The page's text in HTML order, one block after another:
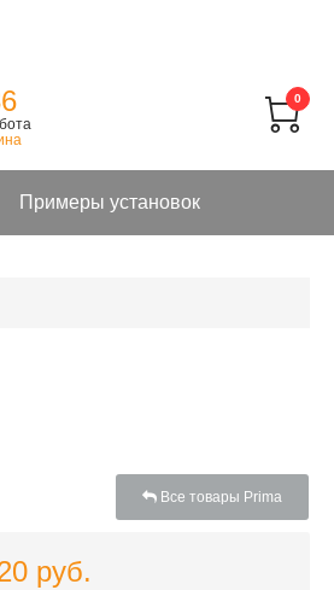
0
Примеры установок
Все товары Prima
руб.